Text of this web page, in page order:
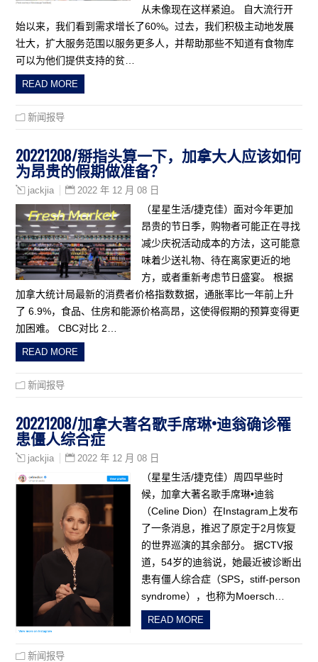
从未像现在这样紧迫。 自大流行开
始以来，我们看到需求增长了60%。过去，我们积极主动地发展
壮大，扩大服务范围以服务更多人，并帮助那些不知道有食物库
可以为他们提供支持的贫…
READ MORE
新闻报导
20221208/掰指头算一下，加拿大人应该如何
为昂贵的假期做准备？
jackjia 2022 年 12 月 08 日
（星星生活/捷克佳）面对今年更加
昂贵的节日季，购物者可能正在寻找
减少庆祝活动成本的方法，这可能意
味着少送礼物、待在离家更近的地
方，或者重新考虑节日盛宴。 根据
加拿大统计局最新的消费者价格指数数据，通胀率比一年前上升
了 6.9%，食品、住房和能源价格高昂，这使得假期的预算变得更
加困难。 CBC对比 2…
READ MORE
新闻报导
20221208/加拿大著名歌手席琳•迪翁确诊罹
患僵人综合症
jackjia 2022 年 12 月 08 日
（星星生活/捷克佳）周四早些时
候，加拿大著名歌手席琳•迪翁
（Celine Dion）在Instagram上发布
了一条消息，推迟了原定于2月恢复
的世界巡演的其余部分。 据CTV报
道，54岁的迪翁说，她最近被诊断出
患有僵人综合症（SPS，stiff-person
syndrome），也称为Moersch…
READ MORE
新闻报导